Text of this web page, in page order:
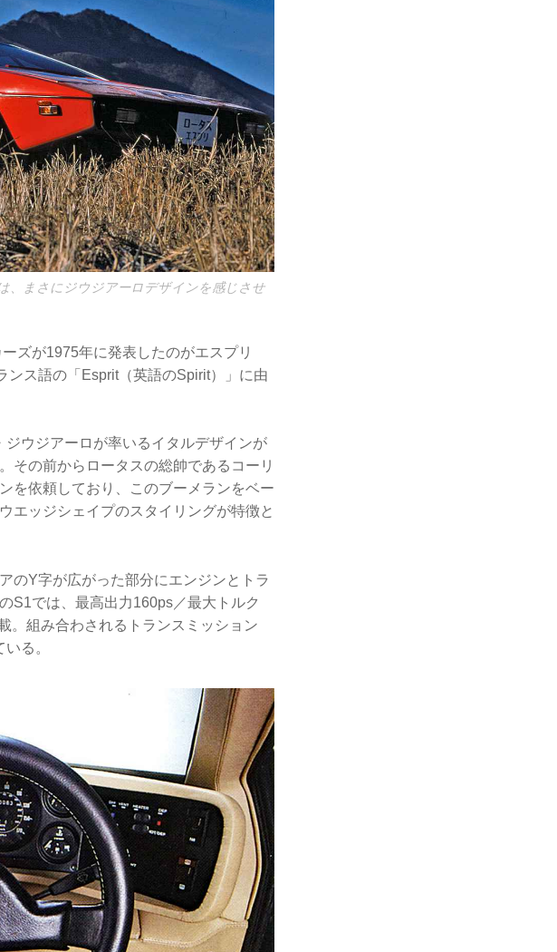
、まさにジウジアーロデザインを感じさせ
ズが1975年に発表したのがエスプリ
ンス語の「Esprit（英語のSpirit）」に由
ウジアーロが率いるイタルデザインが
その前からロータスの総帥であるコーリ
を依頼しており、このブーメランをベー
エッジシェイプのスタイリングが特徴と
のY字が広がった部分にエンジンとトラ
S1では、最高出力160ps／最大トルク
。組み合わされるトランスミッション
る。